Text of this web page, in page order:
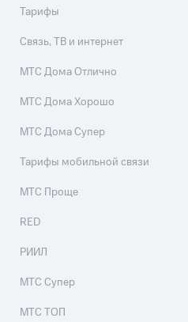
Тарифы
Связь, ТВ и интернет
МТС Дома Отлично
МТС Дома Хорошо
МТС Дома Супер
Тарифы мобильной связи
МТС Проще
RED
РИИЛ
МТС Супер
МТС ТОП